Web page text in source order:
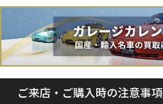
ご来店・ご購入時の注意事項